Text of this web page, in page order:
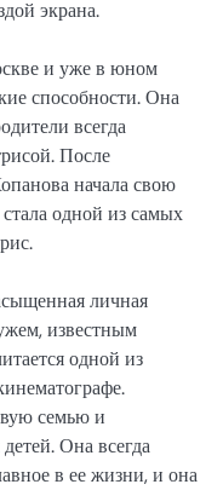
экрана.
и уже в юном
способности. Она
всегда
После
начала свою
одной из самых
личная
известным
одной из
семью и
Она всегда
в ее жизни, и она